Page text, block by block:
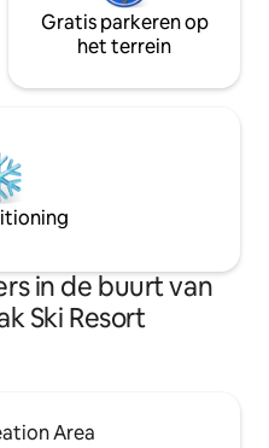
Gratis parkeren op
het terrein
in de buurt van
Ski Resort
Area